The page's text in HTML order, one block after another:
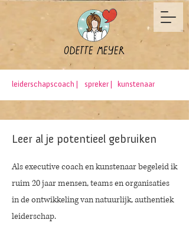
leiderschapscoach | spreker | kunstenaar
Leer al je potentieel gebruiken
Als executive coach en kunstenaar begeleid ik
ruim 20 jaar mensen, teams en organisaties
in de ontwikkeling van natuurlijk, authentiek
leiderschap.